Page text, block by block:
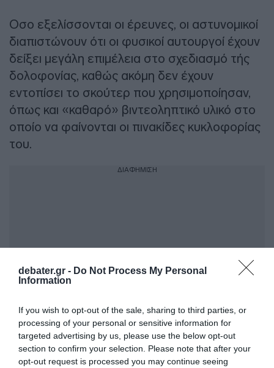
debater.gr - Do Not Process My Personal
Information
If you wish to opt-out of the sale, sharing to third parties, or
processing of your personal or sensitive information for
targeted advertising by us, please use the below opt-out
section to confirm your selection. Please note that after your
opt-out request is processed you may continue seeing
Οσο εξελίσσονται οι έρευνες, οι αστυνομικοί
διαπιστώνουν ότι οι φυσικοί αυτουργοί έχουν
δείξει μεγάλη επιμέλεια στο σχεδιασμό τής
δολοφονίας, καθώς ακόμη δεν έχουν
εντοπίσει το σκούτερ που χρησιμοποίησαν,
όπως και «καθαρό» βιντεοληπτικό υλικό στο
οποίο να φαίνονται οι πινακίδες κυκλοφορίας
του.
ΔΙΑΦΗΜΙΣΗ